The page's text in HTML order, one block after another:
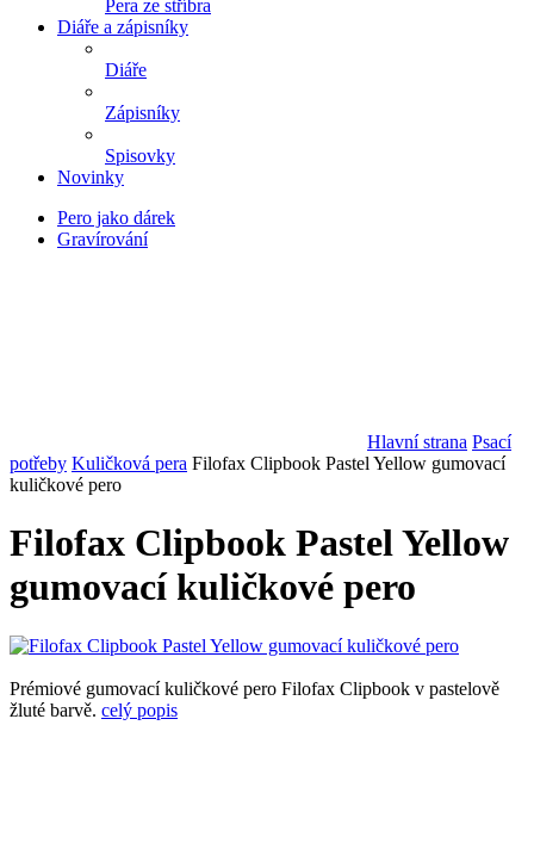
Pera ze stříbra
Diáře a zápisníky
Diáře
Zápisníky
Spisovky
Novinky
Pero jako dárek
Gravírování
Hlavní strana Psací
potřeby Kuličková pera Filofax Clipbook Pastel Yellow gumovací
kuličkové pero
Filofax Clipbook Pastel Yellow
gumovací kuličkové pero
Prémiové gumovací kuličkové pero Filofax Clipbook v pastelově
žluté barvě. celý popis